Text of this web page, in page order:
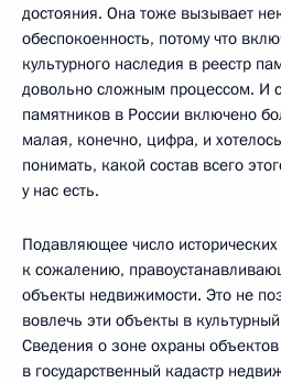
достояния. Она тоже вызывает
обеспокоенность, потому что
культурного наследия в реестр
довольно сложным процессом. И
памятников в России включено
малая, конечно, цифра, и
понимать, какой состав всего
у нас есть.
Подавляющее число
к сожалению,
объекты недвижимости. Это не
вовлечь эти объекты в
Сведения о зоне охраны объектов
в государственный кадастр